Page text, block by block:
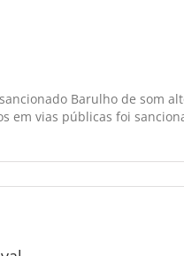
Barulho de som
em vias públicas foi